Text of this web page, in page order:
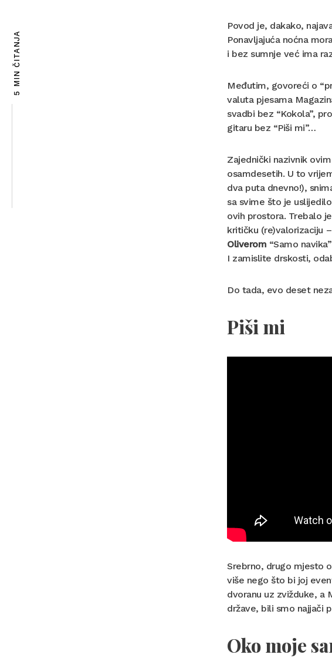
5 MIN ČITANJA
Povod je, dakako,
Ponavljajuća noćna
i bez sumnje već ima
Međutim, govoreći o
valuta pjesama
svadbi bez “Kokola”,
gitaru bez “Piši mi”…
Zajednički nazivnik
osamdesetih. U to
dva puta dnevno!),
sa svime što je
ovih prostora. Trebalo
kritičku (re)valorizaciju
Oliverom “Samo
I zamislite drskosti,
Do tada, evo deset
Piši mi
Srebrno, drugo mjesto
više nego što bi joj
dvoranu uz zvižduke, a
države, bili smo najjači
Oko moje